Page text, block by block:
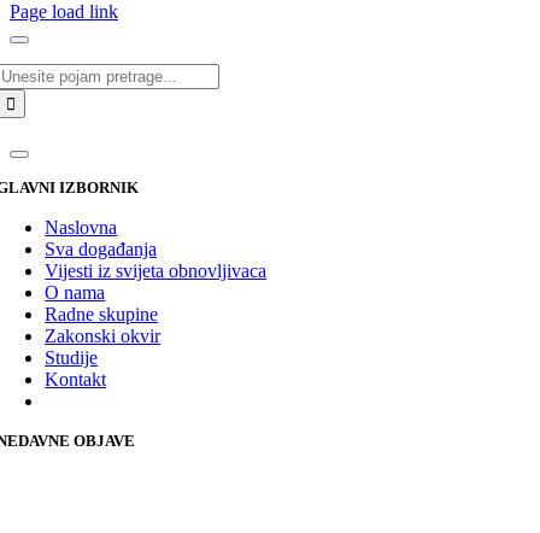
Page load link
IZBORNIK
Naslovna
Sva događanja
Vijesti iz svijeta obnovljivaca
O nama
Radne skupine
Zakonski okvir
Studije
Kontakt
OBJAVE